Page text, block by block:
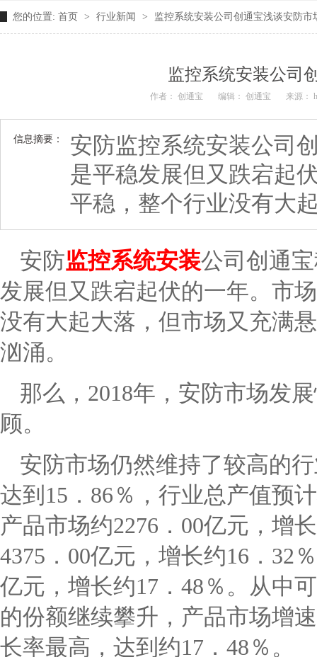
您的位置: 首页 > 行业新闻 > 监控系统安装公司创通宝浅谈安防市
监控系统安装公司
作者： 创通宝 编辑： 创通宝 来源：
信息摘要：
安防监控系统安装公司
是平稳发展但又跌宕起
平稳，整个行业没有大
安防监控系统安装公司创通
发展但又跌宕起伏的一年。市
没有大起大落，但市场又充满
汹涌。
那么，2018年，安防市场发
顾。
安防市场仍然维持了较高的
达到15．86％，行业总产值预
产品市场约2276．00亿元，增
4375．00亿元，增长约16．32
亿元，增长约17．48％。从中
的份额继续攀升，产品市场增
长率最高，达到约17．48％。